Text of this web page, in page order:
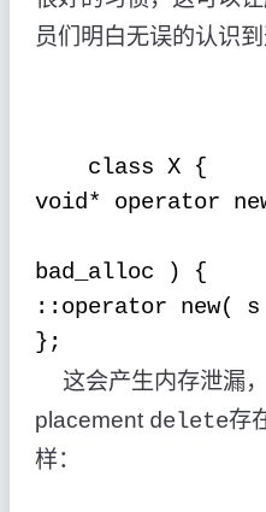
员们明白无误的认识到
class X {
void* operator
bad_alloc ) {
::operator new(
};
这会产生内存泄漏
placement delete存
样：